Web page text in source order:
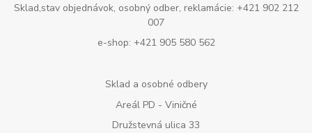
Sklad,stav objednávok, osobný odber, reklamácie: +421 902 212
007
e-shop: +421 905 580 562
Sklad a osobné odbery
Areál PD - Viničné
Družstevná ulica 33